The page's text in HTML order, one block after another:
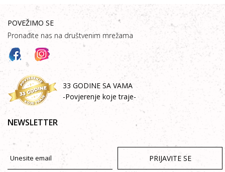
POVEŽIMO SE
Pronađite nas na društvenim mrežama
33 GODINE SA VAMA
-Povjerenje koje traje-
NEWSLETTER
PRIJAVITE SE